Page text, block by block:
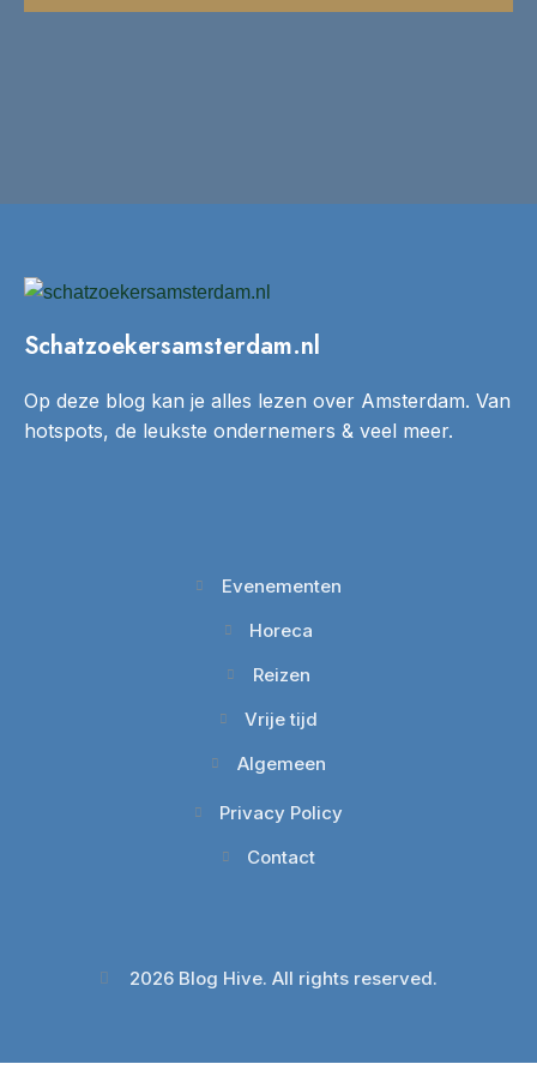
Schatzoekersamsterdam.nl
Op deze blog kan je alles lezen over Amsterdam. Van
hotspots, de leukste ondernemers & veel meer.
Evenementen
Horeca
Reizen
Vrije tijd
Algemeen
Privacy Policy
Contact
2026 Blog Hive. All rights reserved.